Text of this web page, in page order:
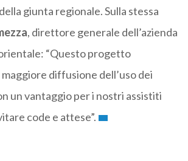
giunta regionale. Sulla stessa
, direttore generale dell’azienda
“Questo progetto
diffusione dell’uso dei
un vantaggio per i nostri assistiti
code e attese”.